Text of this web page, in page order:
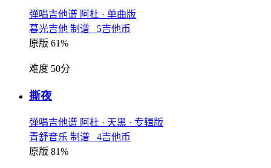
弹唱吉他谱 阿杜 · 单曲版
暮光吉他 制谱 5吉他币
原版 61%
难度 50分
撕夜
弹唱吉他谱 阿杜 · 天黑 · 专辑版
青舒音乐 制谱 4吉他币
原版 81%